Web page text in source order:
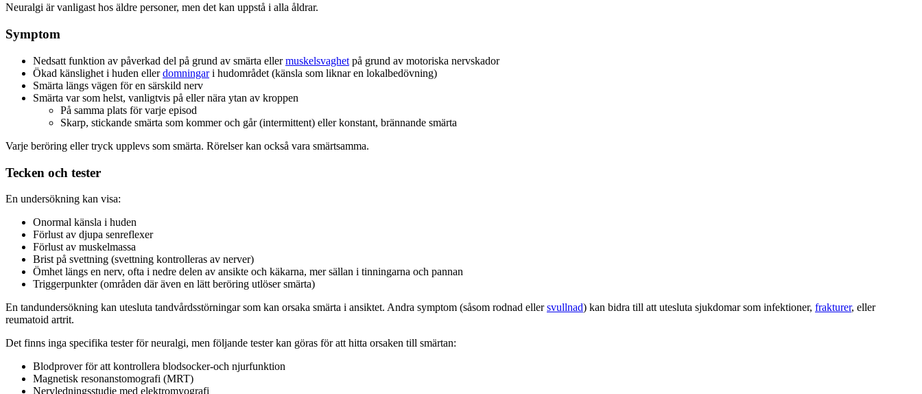
Neuralgi är vanligast hos äldre personer, men det kan uppstå i alla åldrar.
Symptom
Nedsatt funktion av påverkad del på grund av smärta ellermuskelsvaghet på grund av motoriska nervskador
Ökad känslighet i huden ellerdomningari hudområdet (känsla som liknar en lokalbedövning)
Smärta längs vägen för en särskild nerv
Smärta var som helst, vanligtvis på eller nära ytan av kroppen
På samma plats för varje episod
Skarp, stickande smärta som kommer och går (intermittent) eller konstant, brännande smärta
Varje beröring eller tryck upplevs som smärta. Rörelser kan också vara smärtsamma.
Tecken och tester
En undersökning kan visa:
Onormal känsla i huden
Förlust av djupa senreflexer
Förlust av muskelmassa
Brist på svettning (svettning kontrolleras av nerver)
Ömhet längs en nerv, ofta i nedre delen av ansikte och käkarna, mer sällan i tinningarna och pannan
Triggerpunkter (områden där även en lätt beröring utlöser smärta)
En tandundersökning kan utesluta tandvårdsstörningar som kan orsaka smärta i ansiktet. Andra symptom (såsom rodnad ellersvullnad) kan bidra till att utesluta sjukdomar som infektioner, frakturer, eller
reumatoid artrit.
Det finns inga specifika tester för neuralgi, men följande tester kan göras för att hitta orsaken till smärtan:
Blodprover för att kontrollera blodsocker-och njurfunktion
Magnetisk resonanstomografi (MRT)
Nervledningsstudie med elektromyografi